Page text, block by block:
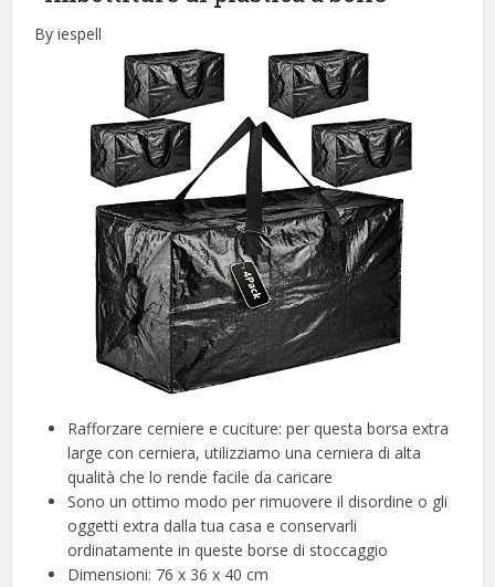
By iespell
Rafforzare cerniere e cuciture: per questa borsa extra
large con cerniera, utilizziamo una cerniera di alta
qualità che lo rende facile da caricare
Sono un ottimo modo per rimuovere il disordine o gli
oggetti extra dalla tua casa e conservarli
ordinatamente in queste borse di stoccaggio
Dimensioni: 76 x 36 x 40 cm